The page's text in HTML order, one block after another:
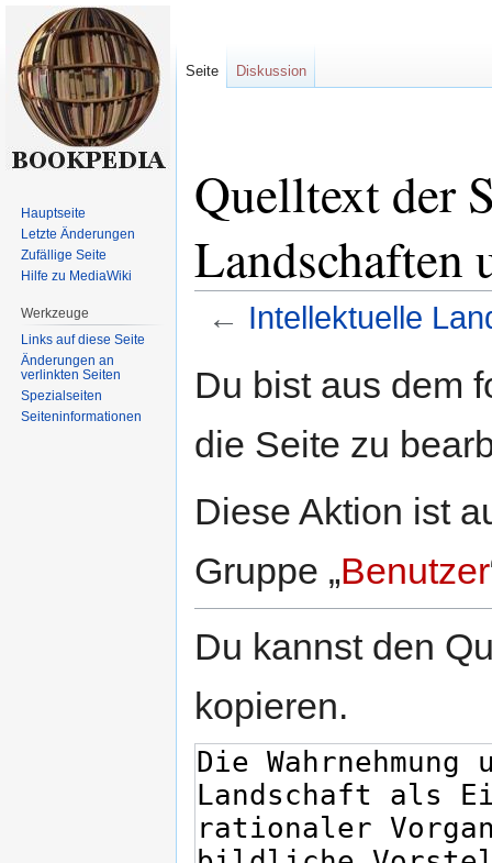
Quelltext der
Landschaften
← Intellektuelle
Navigation
Suche
Du bist aus dem
die Seite zu
Diese Aktion ist
Gruppe „Benutzer
Du kannst den
kopieren.
Seite Diskussion
Hauptseite
Letzte Änderungen
Zufällige Seite
Hilfe zu MediaWiki
Werkzeuge
Links auf diese Seite
Änderungen an
verlinkten Seiten
Spezialseiten
Seiten­informationen